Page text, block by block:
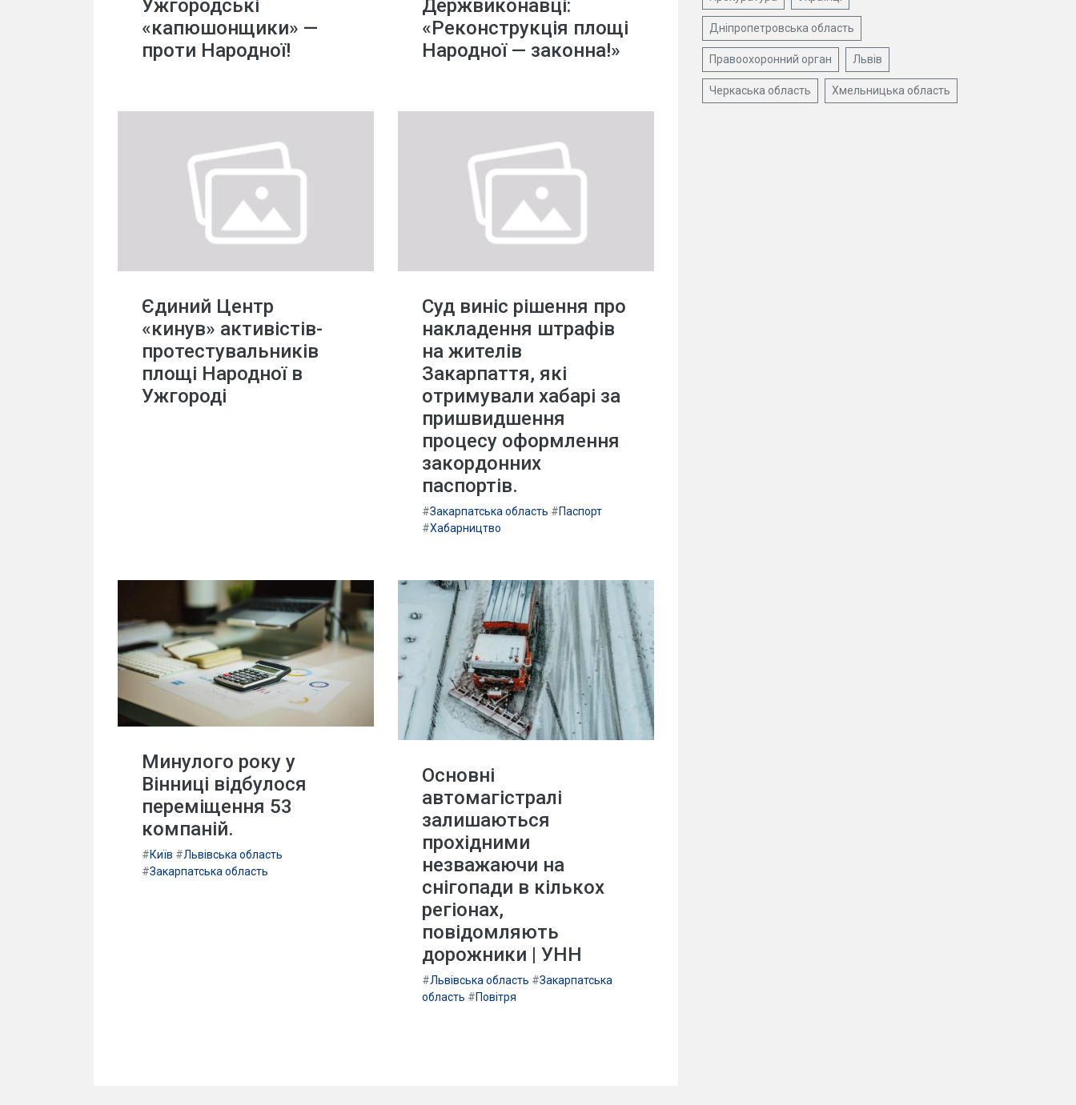
Ужгородські
«капюшонщики» —
проти Народної!
Держвиконавці:
«Реконструкція площі
Народної — законна!»
Єдиний Центр
«кинув» активістів-
протестувальників
площі Народної в
Ужгороді
Суд виніс рішення про
накладення штрафів
на жителів
Закарпаття, які
отримували хабарі за
пришвидшення
процесу оформлення
закордонних
паспортів.
#Закарпатська область #Паспорт
#Хабарництво
Минулого року у
Вінниці відбулося
переміщення 53
компаній.
#Київ #Львівська область
#Закарпатська область
Основні
автомагістралі
залишаються
прохідними
незважаючи на
снігопади в кількох
регіонах,
повідомляють
дорожники | УНН
#Львівська область #Закарпатська
область #Повітря
Дніпропетровська область
Правоохоронний орган Львів
Черкаська область Хмельницька область